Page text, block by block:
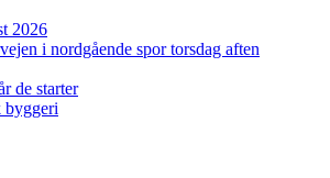
2026
i nordgående spor torsdag aften
de starter
byggeri